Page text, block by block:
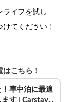
ライフを試し
てください！
こちら！
車中泊に最適
ます | Carstay